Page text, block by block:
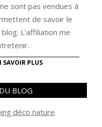
sont pas vendues à
de savoir le
L'affiliation me
SAVOIR PLUS
BLOG
déco nature